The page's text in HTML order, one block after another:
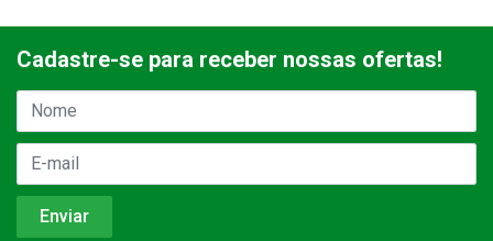
Cadastre-se para receber nossas ofertas!